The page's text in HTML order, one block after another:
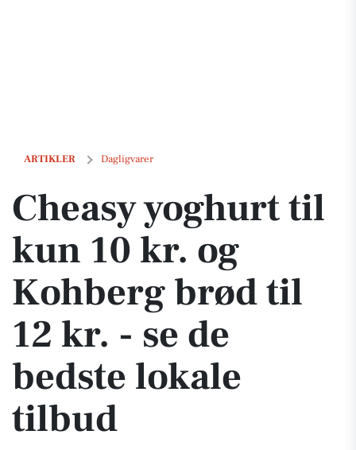
ARTIKLER Dagligvarer
Cheasy yoghurt til kun 10 kr. og Kohberg brød til 12 kr. - se de
Cheasy yoghurt til
kun 10 kr. og
Kohberg brød til
12 kr. - se de
bedste lokale
tilbud